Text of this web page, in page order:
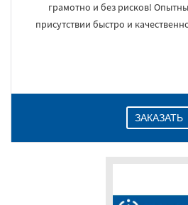
грамотно и без рисков!
присутствии быстро и
ЗАКАЗАТЬ